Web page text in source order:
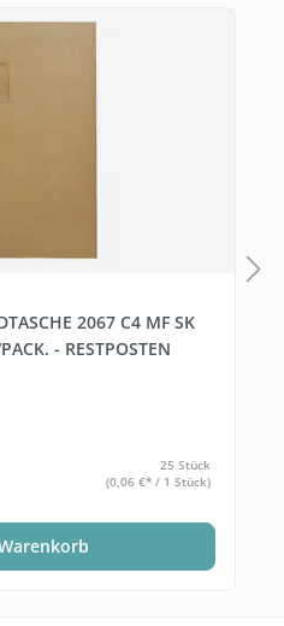
2067 C4 MF SK
- RESTPOSTEN
25 Stück
(0,06 €* / 1 Stück)